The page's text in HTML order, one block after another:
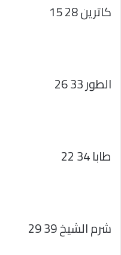
كاترين 28 15
الطور 33 26
طابا 34 22
شرم الشيخ 39 29